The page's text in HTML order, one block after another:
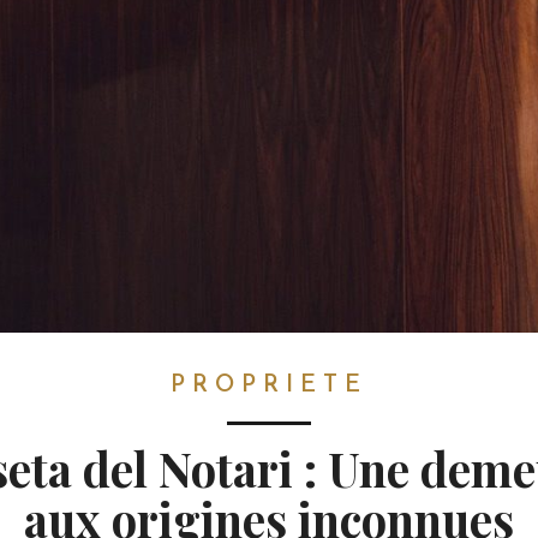
PROPRIETE
del Notari : Une
aux origines inconnues